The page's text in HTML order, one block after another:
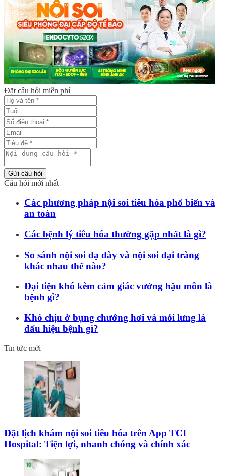
Đặt câu hỏi miễn phí
Gửi câu hỏi
Câu hỏi mới nhất
Các phương pháp nội soi tiêu hóa phổ biến và
an toàn
Các bệnh lý tiêu hóa thường gặp nhất là gì?
So sánh nội soi dạ dày và nội soi đại tràng
khác nhau thế nào?
Đại tiện khó kèm cảm giác vướng hậu môn là
bệnh gì?
Khó chịu ở bụng chướng hơi và mỏi lưng là
dấu hiệu bệnh gì?
Tin tức mới
Đặt lịch khám nội soi tiêu hóa trên App TCI
Hospital: Tiện lợi, nhanh chóng và chính xác